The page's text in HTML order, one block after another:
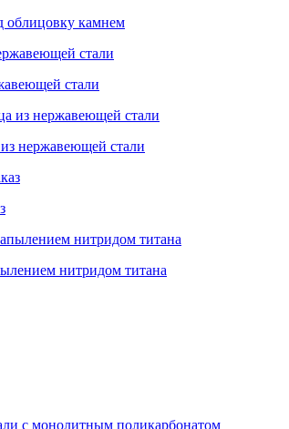
облицовку камнем
стали
нержавеющей стали
нитридом титана